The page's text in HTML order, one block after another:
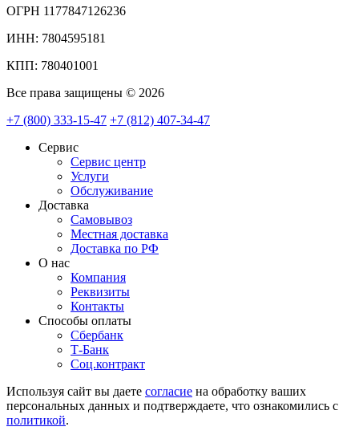
ОГРН 1177847126236
ИНН: 7804595181
КПП: 780401001
Все права защищены © 2026
+7 (800) 333-15-47 +7 (812) 407-34-47
Сервис
Сервис центр
Услуги
Обслуживание
Доставка
Самовывоз
Местная доставка
Доставка по РФ
О нас
Компания
Реквизиты
Контакты
Cпособы оплаты
Сбербанк
Т-Банк
Соц.контракт
Используя сайт вы даете согласие на обработку ваших
персональных данных и подтверждаете, что ознакомились с
политикой.